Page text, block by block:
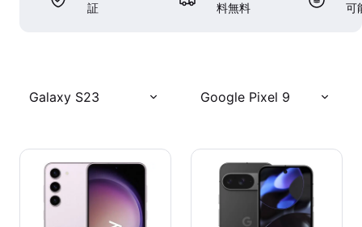
証
料無料
可
Galaxy S23 Google Pixel 9